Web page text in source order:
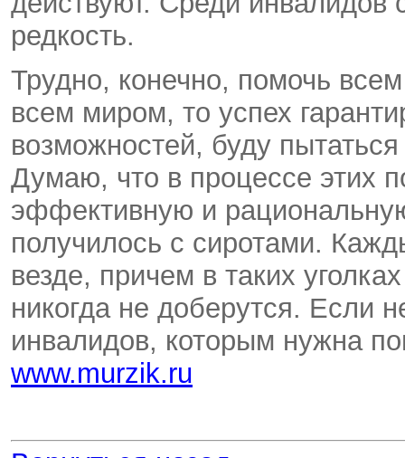
редкость.
Трудно, конечно, помочь
всем миром, то успех
возможностей, буду
Думаю, что в процессе этих
эффективную и
получилось с сиротами.
везде, причем в таких
никогда не доберутся. Если
инвалидов, которым нужна
www.murzik.ru